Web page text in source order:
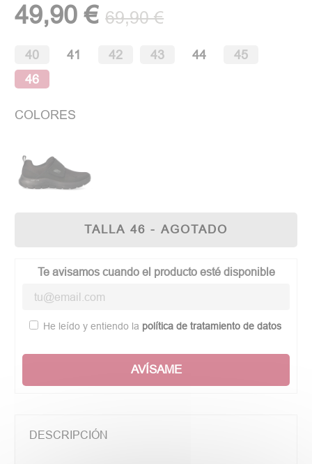
49,90 € 69,90 €
40 41 42 43 44
45
46
COLORES
TALLA 46 - AGOTADO
Te avisamos cuando el producto esté disponible
He leído y entiendo la política de tratamiento de datos
AVÍSAME
DESCRIPCIÓN